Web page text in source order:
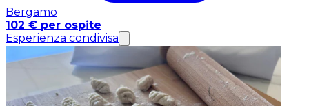
Bergamo
102 € per ospite
Esperienza condivisa